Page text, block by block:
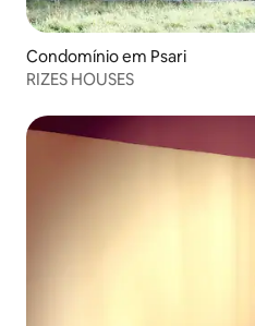
Condomínio em Psari
RIZES HOUSES